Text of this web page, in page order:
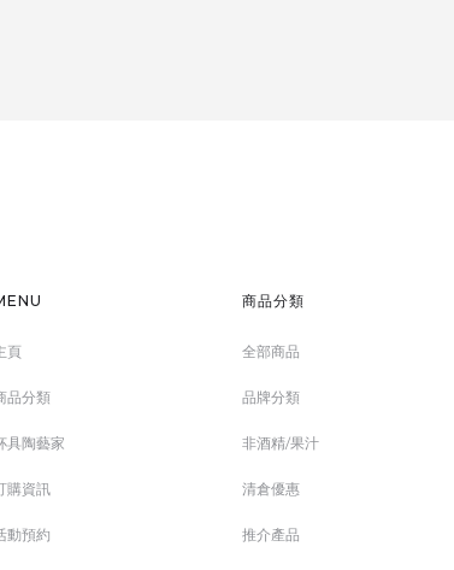
頁
品分類
具陶藝家
購資訊
動預約
商品分類
全部商品
品牌分類
非酒精/果汁
清倉優惠
推介產品